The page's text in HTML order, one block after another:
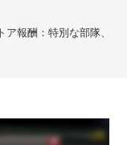
ア報酬：特別な部隊、